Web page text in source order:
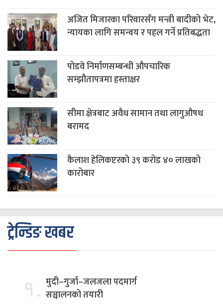
अजित मिजारका परिवारसँग मन्त्री बादीको भेट,
न्यायका लागि समन्वय र पहल गर्ने प्रतिबद्धता
पोडवे निर्माणसम्बन्धी औपचारिक
सम्झौतापत्रमा हस्ताक्षर
सीमा क्षेत्रबाट अवैध सामान तथा लागुऔषध
बरामद
कैलाश हेलिकप्टरको ३९ करोड ४० लाखको
कारोबार
ट्रेन्डिङ खबर
१. मुदी–गुर्जा–जलजला पदमार्ग
सञ्चालनको तयारी